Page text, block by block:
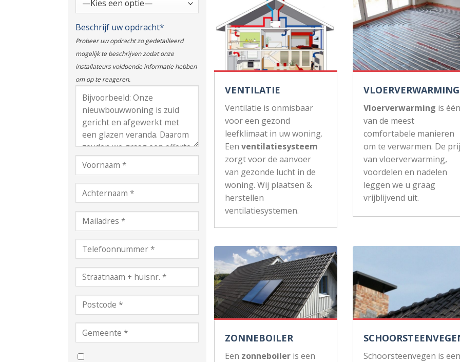
Beschrijf uw opdracht*
Probeer uw opdracht zo gedetailleerd
mogelijk te beschrijven zodat onze
installateurs voldoende informatie hebben
om op te reageren.
VENTILATIE
Ventilatie is onmisbaar
voor een gezond
leefklimaat in uw woning.
Een ventilatiesysteem
zorgt voor de aanvoer
van gezonde lucht in de
woning. Wij plaatsen &
herstellen
ventilatiesystemen.
VLOERVERWARMING
Vloerverwarming is één
van de meest
comfortabele manieren
om te verwarmen. De
van vloerverwarming,
voordelen en nadelen
leggen we u graag
vrijblijvend uit.
ZONNEBOILER
Een zonneboiler is een
Schoorsteenvegen is een